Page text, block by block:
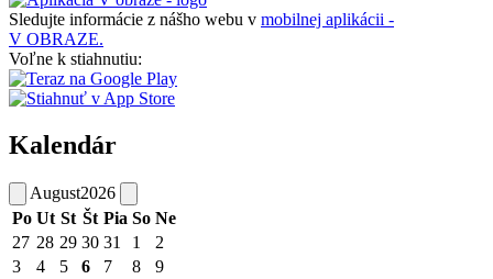
Sledujte informácie z nášho webu v mobilnej aplikácii -
V OBRAZE.
Voľne k stiahnutiu:
Kalendár
August2026
Po Ut St Št Pia So Ne
27 28 29 30 31 1
2
3
4 5 6 7 8
9